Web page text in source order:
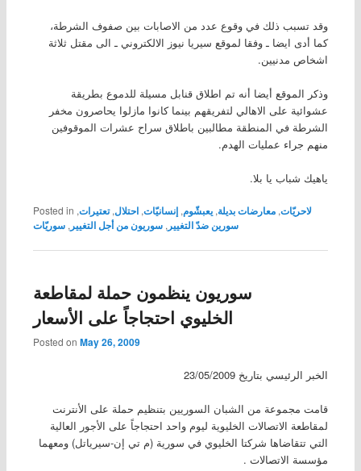
وقد تسبب ذلك في وقوع عدد من الاصابات بين صفوف الشرطة،
كما أدى ايضا ـ وفقا لموقع سيريا نيوز الالكتروني ـ الى مقتل ثلاثة
اشخاص مدنيين.
وذكر الموقع أيضا أنه تم اطلاق قنابل مسيلة للدموع بطريقة
عشوائية على الاهالي لتفريقهم بينما كانوا مازلوا يحاصرون مخفر
الشرطة في المنطقة مطالبين باطلاق سراح عشرات الموقوفين
منهم جراء عمليات الهدم.
ياهيك شباب يا بلا.
Posted in لاحريّات,معارضات بديلة,يعبشّوم,إنسانيّات,احتلال,تعتيرات,
سورين ضدّ التغيير,سوريون من أجل التغيير,سوريّات
سوريون ينظمون حملة لمقاطعة
الخليوي احتجاجاً على الأسعار
Posted on May 26, 2009
الخبر الرئيسي بتاريخ 23/05/2009
قامت مجموعة من الشبان السوريين بتنظيم حملة على الأنترنت
لمقاطعة الاتصالات الخليوية ليوم واحد احتجاجاً على الأجور العالية
التي تتقاضاها شركتا الخليوي في سورية (م تي إن-سيرياتل) ومعهما
مؤسسة الاتصالات .